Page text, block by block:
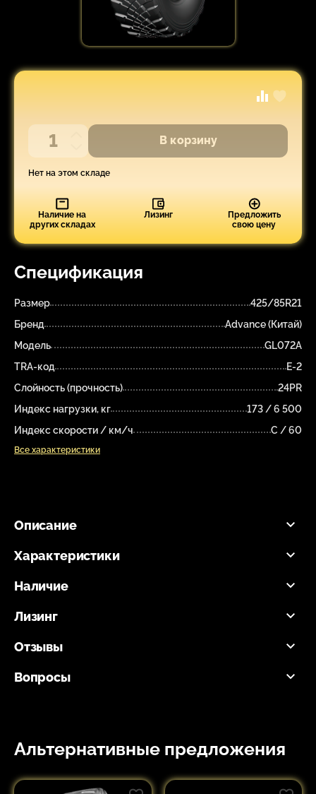
Спецификация
Размер
425/85R21
Бренд
Advance (Китай)
Модель
GL072A
TRA-код
E-2
Слойность (прочность)
24PR
Индекс нагрузки, кг
173 / 6 500
Индекс скорости / км/ч
С / 60
Все характеристики
В корзину
Нет на этом складе
Наличие на
других складах
Лизинг
Предложить
свою цену
Описание
Характеристики
Наличие
Лизинг
Отзывы
Вопросы
Альтернативные предложения